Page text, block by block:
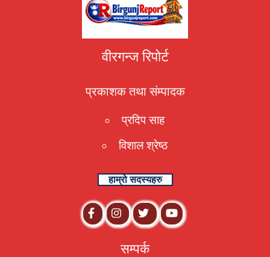
वीरगन्ज रिपोर्ट
प्रकाशक तथा संम्पादक
प्रदिप साह
विशाल श्रेष्ठ
हाम्रो सदस्यहरु
सम्पर्क